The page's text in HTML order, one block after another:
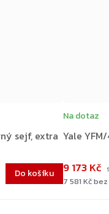
sejf, extra
Do košíku
Yale
Na dotaz
7 581 Kč bez
9 173 Kč